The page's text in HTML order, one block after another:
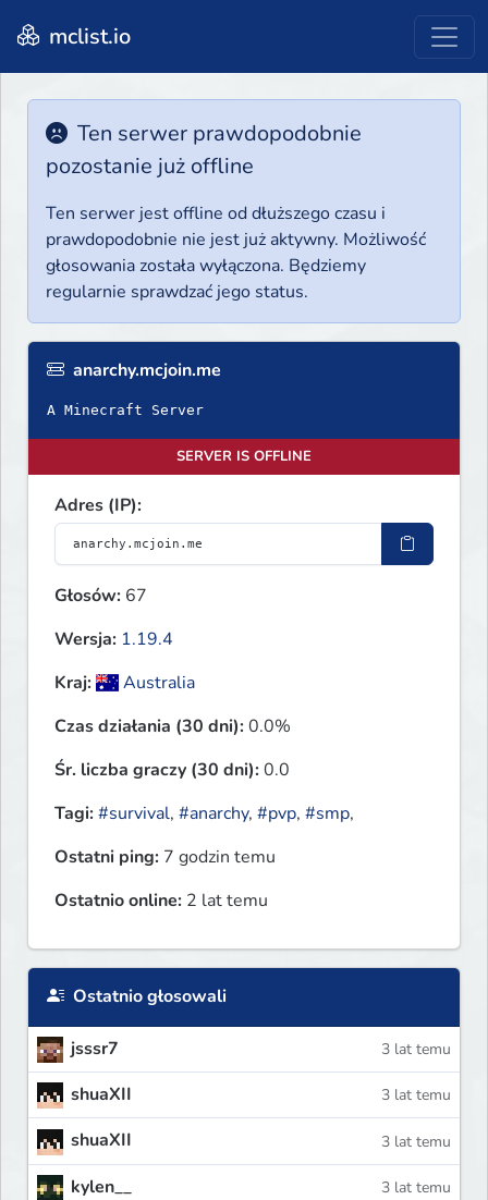
mclist.io
Ten serwer prawdopodobnie
pozostanie już offline
Ten serwer jest offline od dłuższego czasu i
prawdopodobnie nie jest już aktywny. Możliwość
głosowania została wyłączona. Będziemy
regularnie sprawdzać jego status.
anarchy.mcjoin.me
A Minecraft Server
SERVER IS OFFLINE
Adres (IP):
Głosów: 67
Wersja: 1.19.4
Kraj:
Australia
Czas działania (30 dni):0.0%
Śr. liczba graczy (30 dni):0.0
Tagi:#survival, #anarchy, #pvp, #smp,
Ostatni ping: 7 godzin temu
Ostatnio online: 2 lat temu
Ostatnio głosowali
jsssr7 3 lat temu
shuaXII 3 lat temu
shuaXII 3 lat temu
kylen__ 3 lat temu